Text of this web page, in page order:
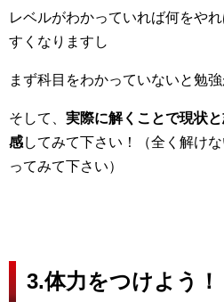
レベルがわかっていれば何をや
すくなりますし
まず科目をわかっていないと勉
そして、 実際に解くことで現状
感してみて下さい！（全く解け
ってみて下さい）
3.体力をつけよう！